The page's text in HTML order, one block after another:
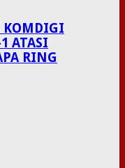
KOMDIGI
ATASI
RING